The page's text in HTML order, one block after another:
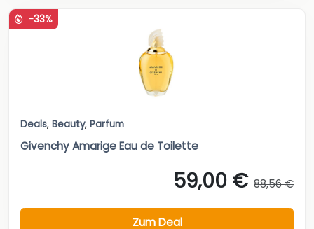
-33%
Deals, Beauty, Parfum
Givenchy Amarige Eau de Toilette
59,00 € 88,56 €
Zum Deal